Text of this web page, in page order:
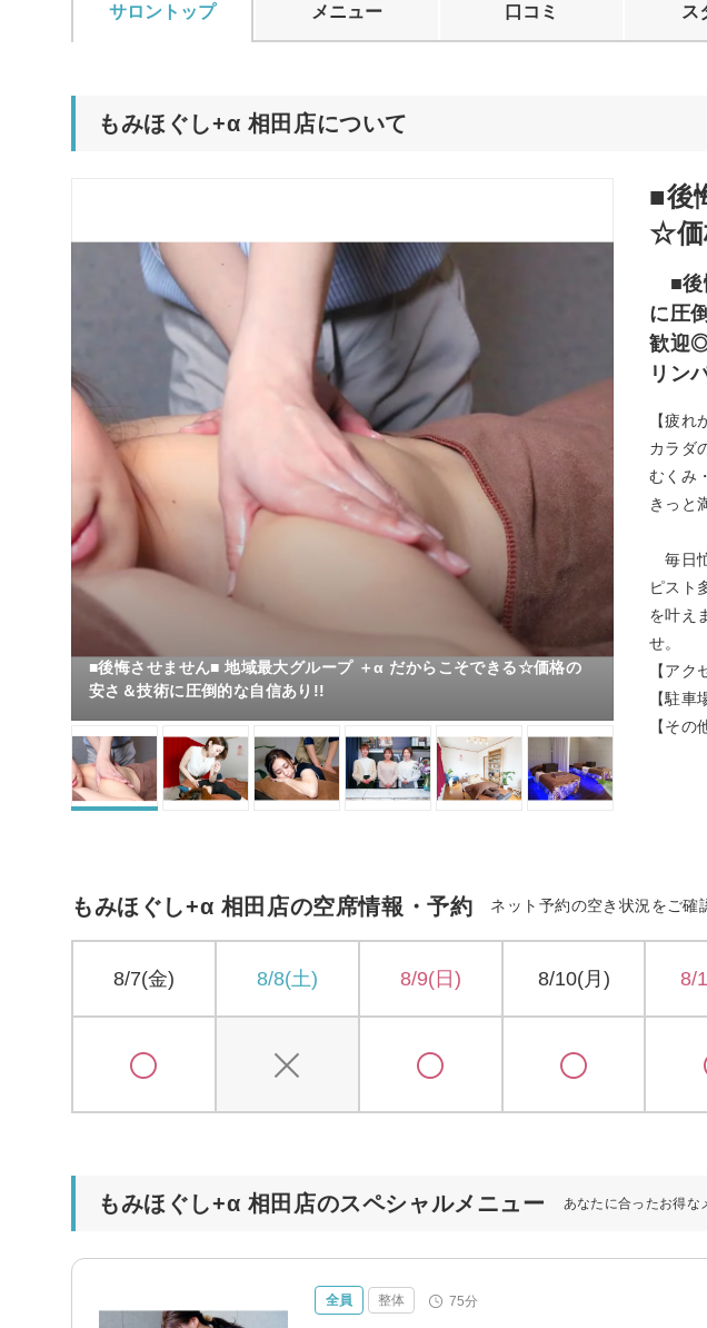
サロントップ メニュー 口コミ ス
もみほぐし+α 相田店について
■後悔させません■ 地域最大グループ ＋α だからこそできる☆価格の
安さ＆技術に圧倒的な自信あり!!
■後
☆価
■後
に圧
歓迎
リン
【疲
カラダ
むくみ
きっと
毎日
ピスト
を叶え
せ。
【ア
【駐
【そ
もみほぐし+α 相田店の空席情報・予約 ネット予約の空き状況をご確
8/7(金) 8/8(土) 8/9(日) 8/10(月) 8/
もみほぐし+α 相田店のスペシャルメニュー あなたに合ったお得な
全員 整体 75分